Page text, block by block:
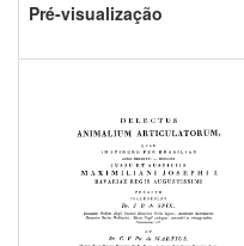
Pré-visualização